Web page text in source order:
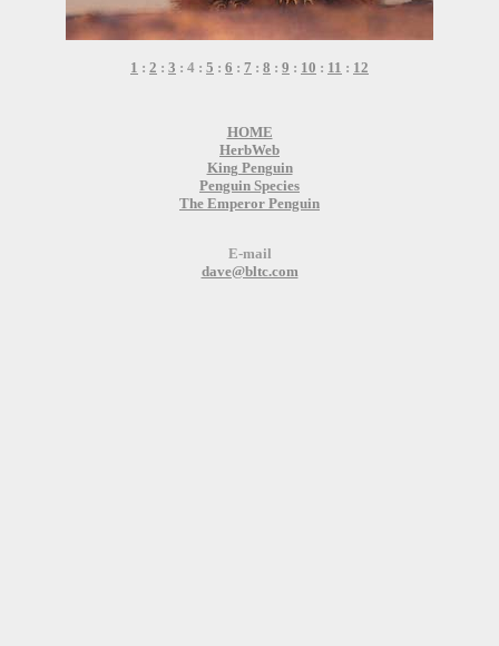
1 : 2 : 3 : 4 : 5 : 6 : 7 : 8 : 9 : 10 : 11 : 12
HOME
HerbWeb
King Penguin
Penguin Species
The Emperor Penguin
E-mail
dave@bltc.com